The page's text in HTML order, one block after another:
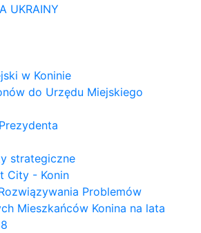
UKRAINY
w Koninie
do Urzędu Miejskiego
strategiczne
City - Konin
Problemów
Mieszkańców Konina na lata